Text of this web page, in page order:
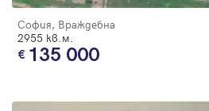
София, Враждебна
2955 кв.м.
135 000